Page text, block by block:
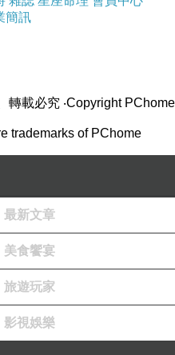
每一種生物都想殺死
。
知道，在河流中游泳
水中有許多食人魚、
體尿道的牙籤魚等，
或者蛇能夠直接殺死
體內部，則只能通過
煙稀少，交通非常不
簡訊
轉載必究 ‧Copyright PChome
trademarks of PChome
最新文章
美食饗宴
旅遊玩家
影視娛樂